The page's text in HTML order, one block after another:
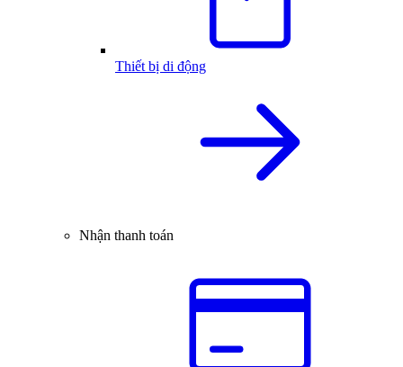
Thiết bị di động
Nhận thanh toán